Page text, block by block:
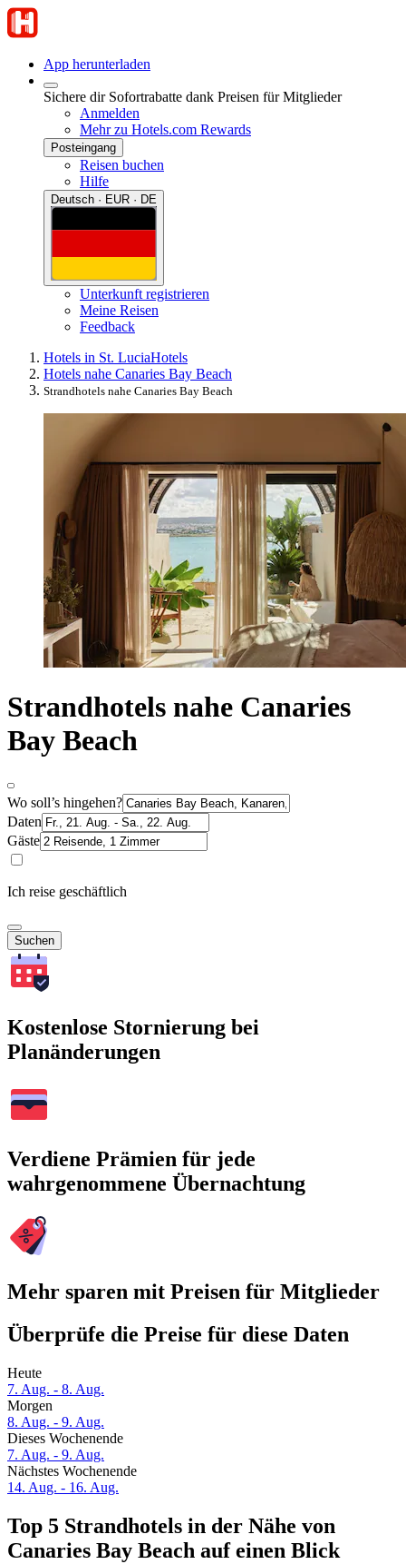
App herunterladen
Sichere dir Sofortrabatte dank Preisen für Mitglieder
Anmelden
Mehr zu Hotels.com Rewards
Posteingang
Reisen buchen
Hilfe
Deutsch · EUR · DE
Unterkunft registrieren
Meine Reisen
Feedback
Hotels in St. LuciaHotels
Hotels nahe Canaries Bay Beach
Strandhotels nahe Canaries Bay Beach
Strandhotels nahe Canaries
Bay Beach
Wo soll’s hingehen?
Daten
Gäste
Ich reise geschäftlich
Suchen
Kostenlose Stornierung bei
Planänderungen
Verdiene Prämien für jede
wahrgenommene Übernachtung
Mehr sparen mit Preisen für Mitglieder
Überprüfe die Preise für diese Daten
Heute
7. Aug. - 8. Aug.
Morgen
8. Aug. - 9. Aug.
Dieses Wochenende
7. Aug. - 9. Aug.
Nächstes Wochenende
14. Aug. - 16. Aug.
Top 5 Strandhotels in der Nähe von
Canaries Bay Beach auf einen Blick